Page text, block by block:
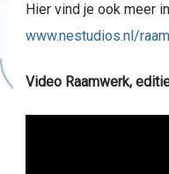
Hier vind je ook meer
www.nestudios.nl/
Video Raamwerk,